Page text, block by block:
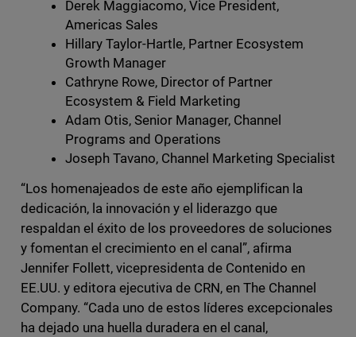
Derek Maggiacomo, Vice President,
Americas Sales
Hillary Taylor-Hartle, Partner Ecosystem
Growth Manager
Cathryne Rowe, Director of Partner
Ecosystem & Field Marketing
Adam Otis, Senior Manager, Channel
Programs and Operations
Joseph Tavano, Channel Marketing Specialist
“Los homenajeados de este año ejemplifican la
dedicación, la innovación y el liderazgo que
respaldan el éxito de los proveedores de soluciones
y fomentan el crecimiento en el canal”, afirma
Jennifer Follett, vicepresidenta de Contenido en
EE.UU. y editora ejecutiva de CRN, en The Channel
Company. “Cada uno de estos líderes excepcionales
ha dejado una huella duradera en el canal,